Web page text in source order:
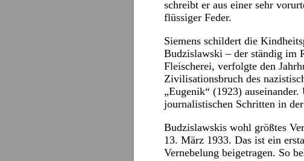
schreibt er aus einer sehr
flüssiger Feder.
Siemens schildert die
Budzislawski – der ständig im
Fleischerei, verfolgte den
Zivilisationsbruch des
„Eugenik“ (1923)
journalistischen Schritten in
Budzislawskis wohl größtes
13. März 1933. Das ist ein
Vernebelung beigetragen. So